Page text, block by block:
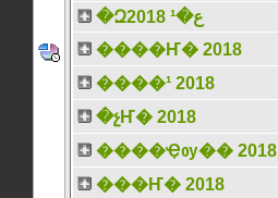
�Զع�¹ 2018
����Ҥ� 2018
����¹ 2018
�չҤ� 2018
����Ҿѹ�� 2018
���Ҥ� 2018